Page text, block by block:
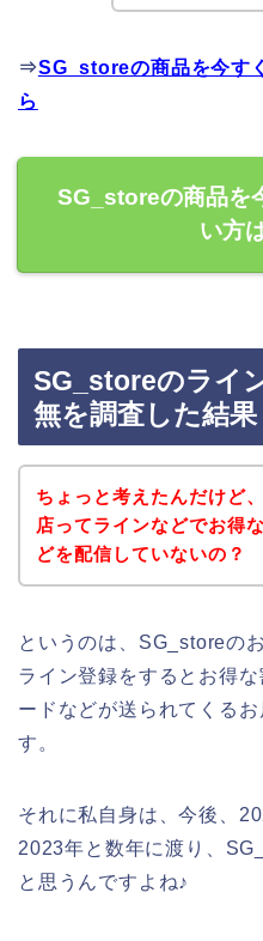
⇒SG_storeの商品を今す
ら
SG_storeの商品を
い方
SG_storeのライ
無を調査した結果
ちょっと考えたんだけど
店ってラインなどでお得
どを配信していないの？
というのは、SG_storeの
ライン登録をするとお得
ードなどが送られてくる
す。
それに私自身は、今後、
2023年と数年に渡り、
と思うんですよね♪